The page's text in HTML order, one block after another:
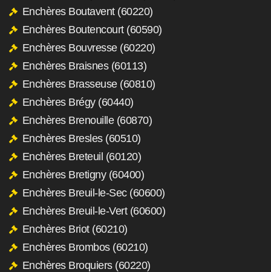
Enchères Boutavent (60220)
Enchères Boutencourt (60590)
Enchères Bouvresse (60220)
Enchères Braisnes (60113)
Enchères Brasseuse (60810)
Enchères Brégy (60440)
Enchères Brenouille (60870)
Enchères Bresles (60510)
Enchères Breteuil (60120)
Enchères Bretigny (60400)
Enchères Breuil-le-Sec (60600)
Enchères Breuil-le-Vert (60600)
Enchères Briot (60210)
Enchères Brombos (60210)
Enchères Broquiers (60220)